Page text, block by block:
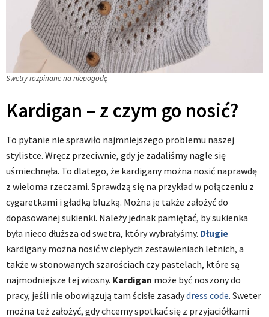
Swetry rozpinane na niepogodę
Kardigan – z czym go nosić?
To pytanie nie sprawiło najmniejszego problemu naszej
stylistce. Wręcz przeciwnie, gdy je zadaliśmy nagle się
uśmiechnęła. To dlatego, że kardigany można nosić naprawdę
z wieloma rzeczami. Sprawdzą się na przykład w połączeniu z
cygaretkami i gładką bluzką. Można je także założyć do
dopasowanej sukienki. Należy jednak pamiętać, by sukienka
była nieco dłuższa od swetra, który wybrałyśmy. Długie
kardigany można nosić w ciepłych zestawieniach letnich, a
także w stonowanych szarościach czy pastelach, które są
najmodniejsze tej wiosny. Kardigan może być noszony do
pracy, jeśli nie obowiązują tam ścisłe zasadydress code. Sweter
można też założyć, gdy chcemy spotkać się z przyjaciółkami